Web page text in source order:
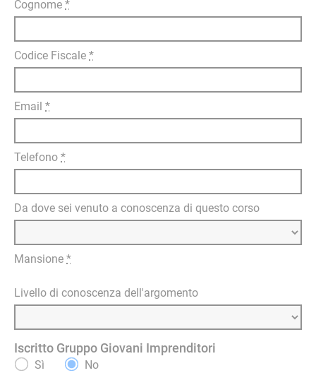
Cognome *
Codice Fiscale *
Email *
Telefono *
Da dove sei venuto a conoscenza di questo corso
Mansione *
Livello di conoscenza dell'argomento
Iscritto Gruppo Giovani Imprenditori
Sì No